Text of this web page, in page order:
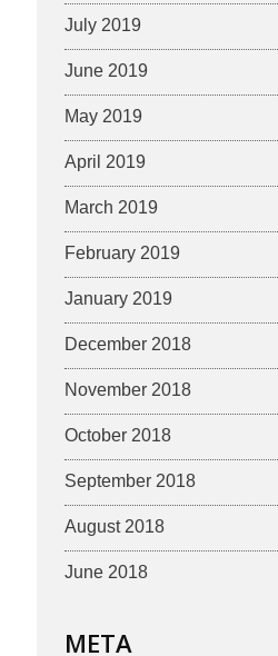
July 2019
June 2019
May 2019
April 2019
March 2019
February 2019
January 2019
December 2018
November 2018
October 2018
September 2018
August 2018
June 2018
META